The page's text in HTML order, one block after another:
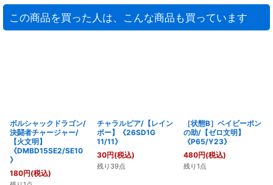
この商品を買った人は、こんな商品も買っています
ボルシャックドラゴン/
決闘者チャージャー/
【火文明】
《DMBD15SE2/SE10
》
180円(税込)
チャラルピア/【レイン
ボー】《26SD1G
11/11》
30円(税込)
残り39点
［状態B］ベイビーポン
の助/【ゼロ文明】
《P65/Y23》
480円(税込)
残り1点